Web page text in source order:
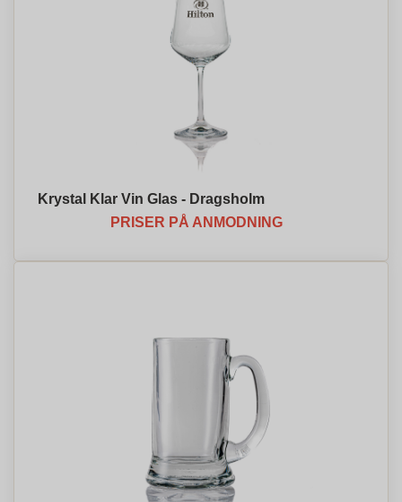
Krystal Klar Vin Glas - Dragsholm
PRISER PÅ ANMODNING